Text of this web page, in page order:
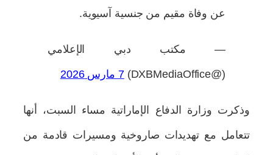
عن وفاة مقيم من جنسية آسيوية.
— مكتب دبي الإعلامي
(@DXBMediaOffice) 7 مارس 2026
وذكرت وزارة الدفاع الإماراتية مساء السبت، أنها
تتعامل مع تهديدات صاروخية ومسيرات قادمة من